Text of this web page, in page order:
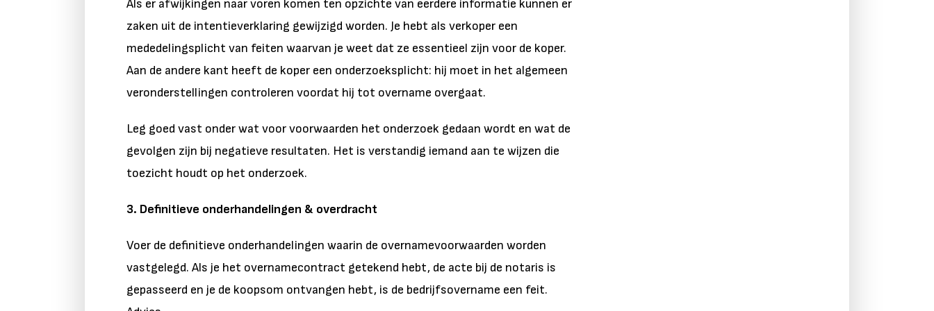
Als er afwijkingen naar voren komen ten opzichte van eerdere informatie kunnen er
zaken uit de intentieverklaring gewijzigd worden. Je hebt als verkoper een
mededelingsplicht van feiten waarvan je weet dat ze essentieel zijn voor de koper.
Aan de andere kant heeft de koper een onderzoeksplicht: hij moet in het algemeen
veronderstellingen controleren voordat hij tot overname overgaat.
Leg goed vast onder wat voor voorwaarden het onderzoek gedaan wordt en wat de
gevolgen zijn bij negatieve resultaten. Het is verstandig iemand aan te wijzen die
toezicht houdt op het onderzoek.
3. Definitieve onderhandelingen & overdracht
Voer de definitieve onderhandelingen waarin de overnamevoorwaarden worden
vastgelegd. Als je het overnamecontract getekend hebt, de acte bij de notaris is
gepasseerd en je de koopsom ontvangen hebt, is de bedrijfsovername een feit.